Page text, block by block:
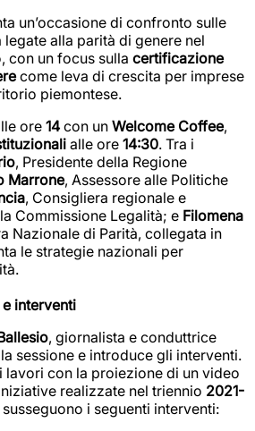
un’occasione di confronto sulle
alla parità di genere nel
con un focus sulla certificazione
come leva di crescita per imprese
piemontese.
ore14 con un Welcome Coffee,
alle ore 14:30. Tra i
, Presidente della Regione
Marrone, Assessore alle Politiche
, Consigliera regionale e
Commissione Legalità; e Filomena
Nazionale di Parità, collegata in
le strategie nazionali per
interventi
, giornalista e conduttrice
sessione e introduce gli interventi.
lavori con la proiezione di un video
realizzate nel triennio 2021-
susseguono i seguenti interventi: